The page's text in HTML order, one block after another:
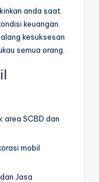
anda saat
keuangan.
kesuksesan
semua orang.
SCBD dan
mobil
Jasa